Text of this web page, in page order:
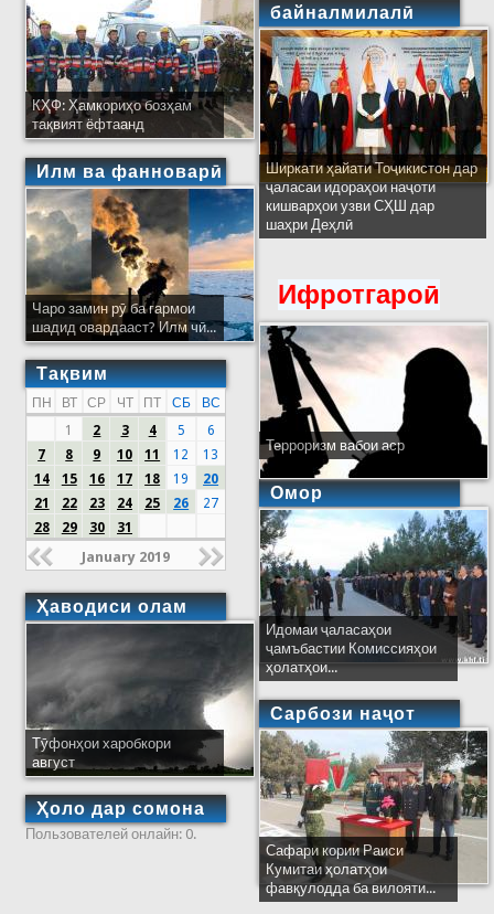
КҲФ: Ҳамкориҳо бозҳам
тақвият ёфтаанд
Илм ва фанноварӣ
Чаро замин рӯ ба гармои
шадид овардааст? Илм чӣ...
Тақвим
ПН ВТ СР ЧТ ПТ СБ
ВС
1
2 3 4 5
6
7
8 9 10 11 12
13
14
15 16 17 18 19
20
21
22 23 24 25 26
27
28
29 30 31
January 2019
Ҳаводиси олам
Тӯфонҳои харобкори
август
Ҳоло дар сомона
Пользователей онлайн: 0.
байналмилалӣ
Ширкати ҳайати Тоҷикистон дар
ҷаласаи идораҳои наҷоти
кишварҳои узви СҲШ дар
шаҳри Деҳлӣ
Ифротгароӣ
Терроризм вабои аср
Омор
Идомаи ҷаласаҳои
ҷамъбастии Комиссияҳои
ҳолатҳои...
Сарбози наҷот
Сафари кории Раиси
Кумитаи ҳолатҳои
фавқулодда ба вилояти...